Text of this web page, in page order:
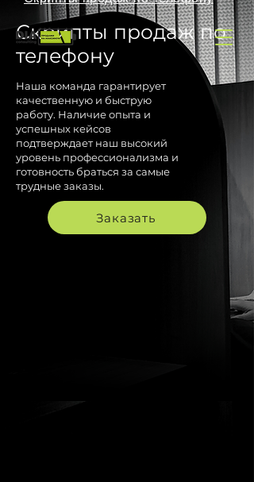
Скрипты продаж по
телефону
Наша команда гарантирует
качественную и быструю
работу. Наличие опыта и
успешных кейсов
подтверждает наш высокий
уровень профессионализма и
готовность браться за самые
трудные заказы.
Заказать